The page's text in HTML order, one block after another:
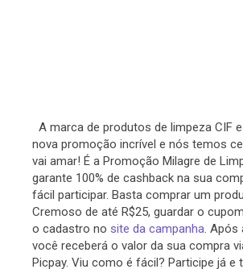
A marca de produtos de limpeza CIF
nova promoção incrível e nós temos
vai amar! É a Promoção Milagre de
garante 100% de cashback na sua
fácil participar. Basta comprar um
Cremoso de até R$25, guardar o
o cadastro no site da campanha. Após
você receberá o valor da sua compra
Picpay. Viu como é fácil? Participe já e